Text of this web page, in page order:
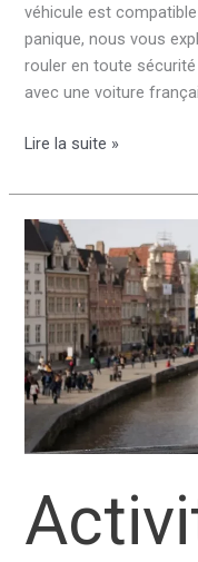
véhicule est
panique, nous vous
rouler en toute sécurité
avec une voiture
Comment
si
ma
voiture
peut
rouler
en
Belgique
?
Lire la suite »